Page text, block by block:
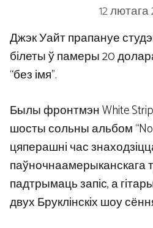
12 лютага
Джэк Уайт прапануе
білеты ў памеры 20
“без імя”.
Былы фронтмэн White
шосты сольны альбом “No
цяперашні час
паўночнаамерыканскага
падтрымаць запіс, а
двух Бруклінскіх шоу